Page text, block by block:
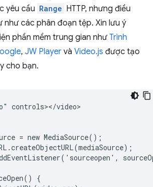
yêu cầu Range HTTP, nhưng điều
các phân đoạn tệp. Xin lưu ý
phần mềm trung gian nhưTrình
, JW Player và Video.js được tạo
cho bạn.
controls></video>
= new MediaSource();
{